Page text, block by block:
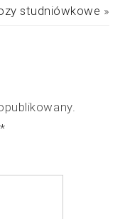
studniówkowe »
*